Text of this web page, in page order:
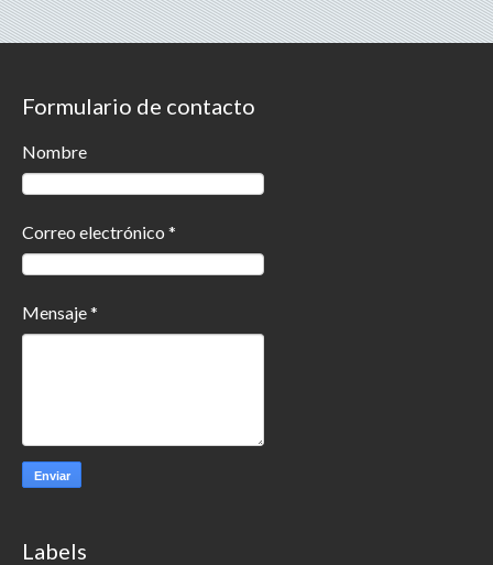
Formulario de contacto
Nombre
Correo electrónico *
Mensaje*
Labels